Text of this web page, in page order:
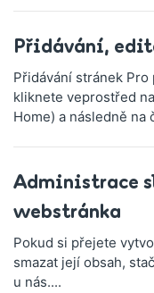
Přidávání,
Přidávání stránek
kliknete veprostřed
Home) a následně na
Administrace
webstránka
Pokud si přejete
smazat její obsah,
u nás....